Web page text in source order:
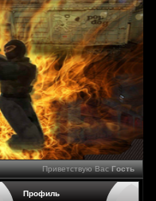
Приветствую ВасГость
Профиль